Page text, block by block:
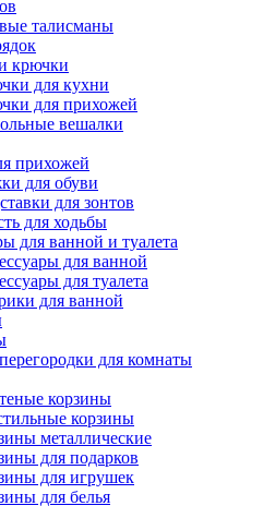
талисманы
крючки
для кухни
для прихожей
вешалки
прихожей
для обуви
для зонтов
для ходьбы
для ванной и туалета
для ванной
для туалета
для ванной
для комнаты
корзины
корзины
металлические
для подарков
для игрушек
для белья